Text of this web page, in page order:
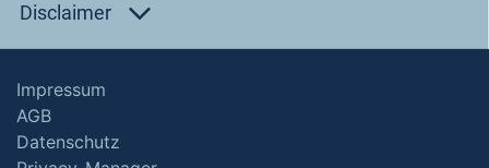
Disclaimer
Impressum
AGB
Datenschutz